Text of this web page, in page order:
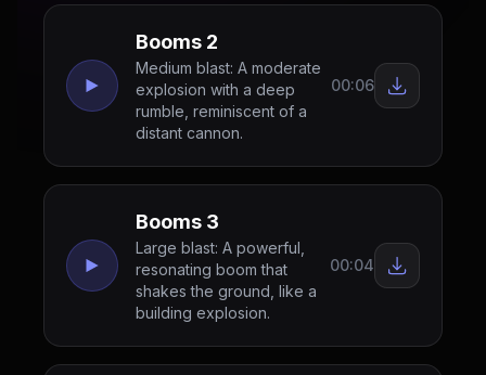
Booms 2
Medium blast: A moderate
explosion with a deep
rumble, reminiscent of a
distant cannon.
00:06
Booms 3
Large blast: A powerful,
resonating boom that
shakes the ground, like a
building explosion.
00:04